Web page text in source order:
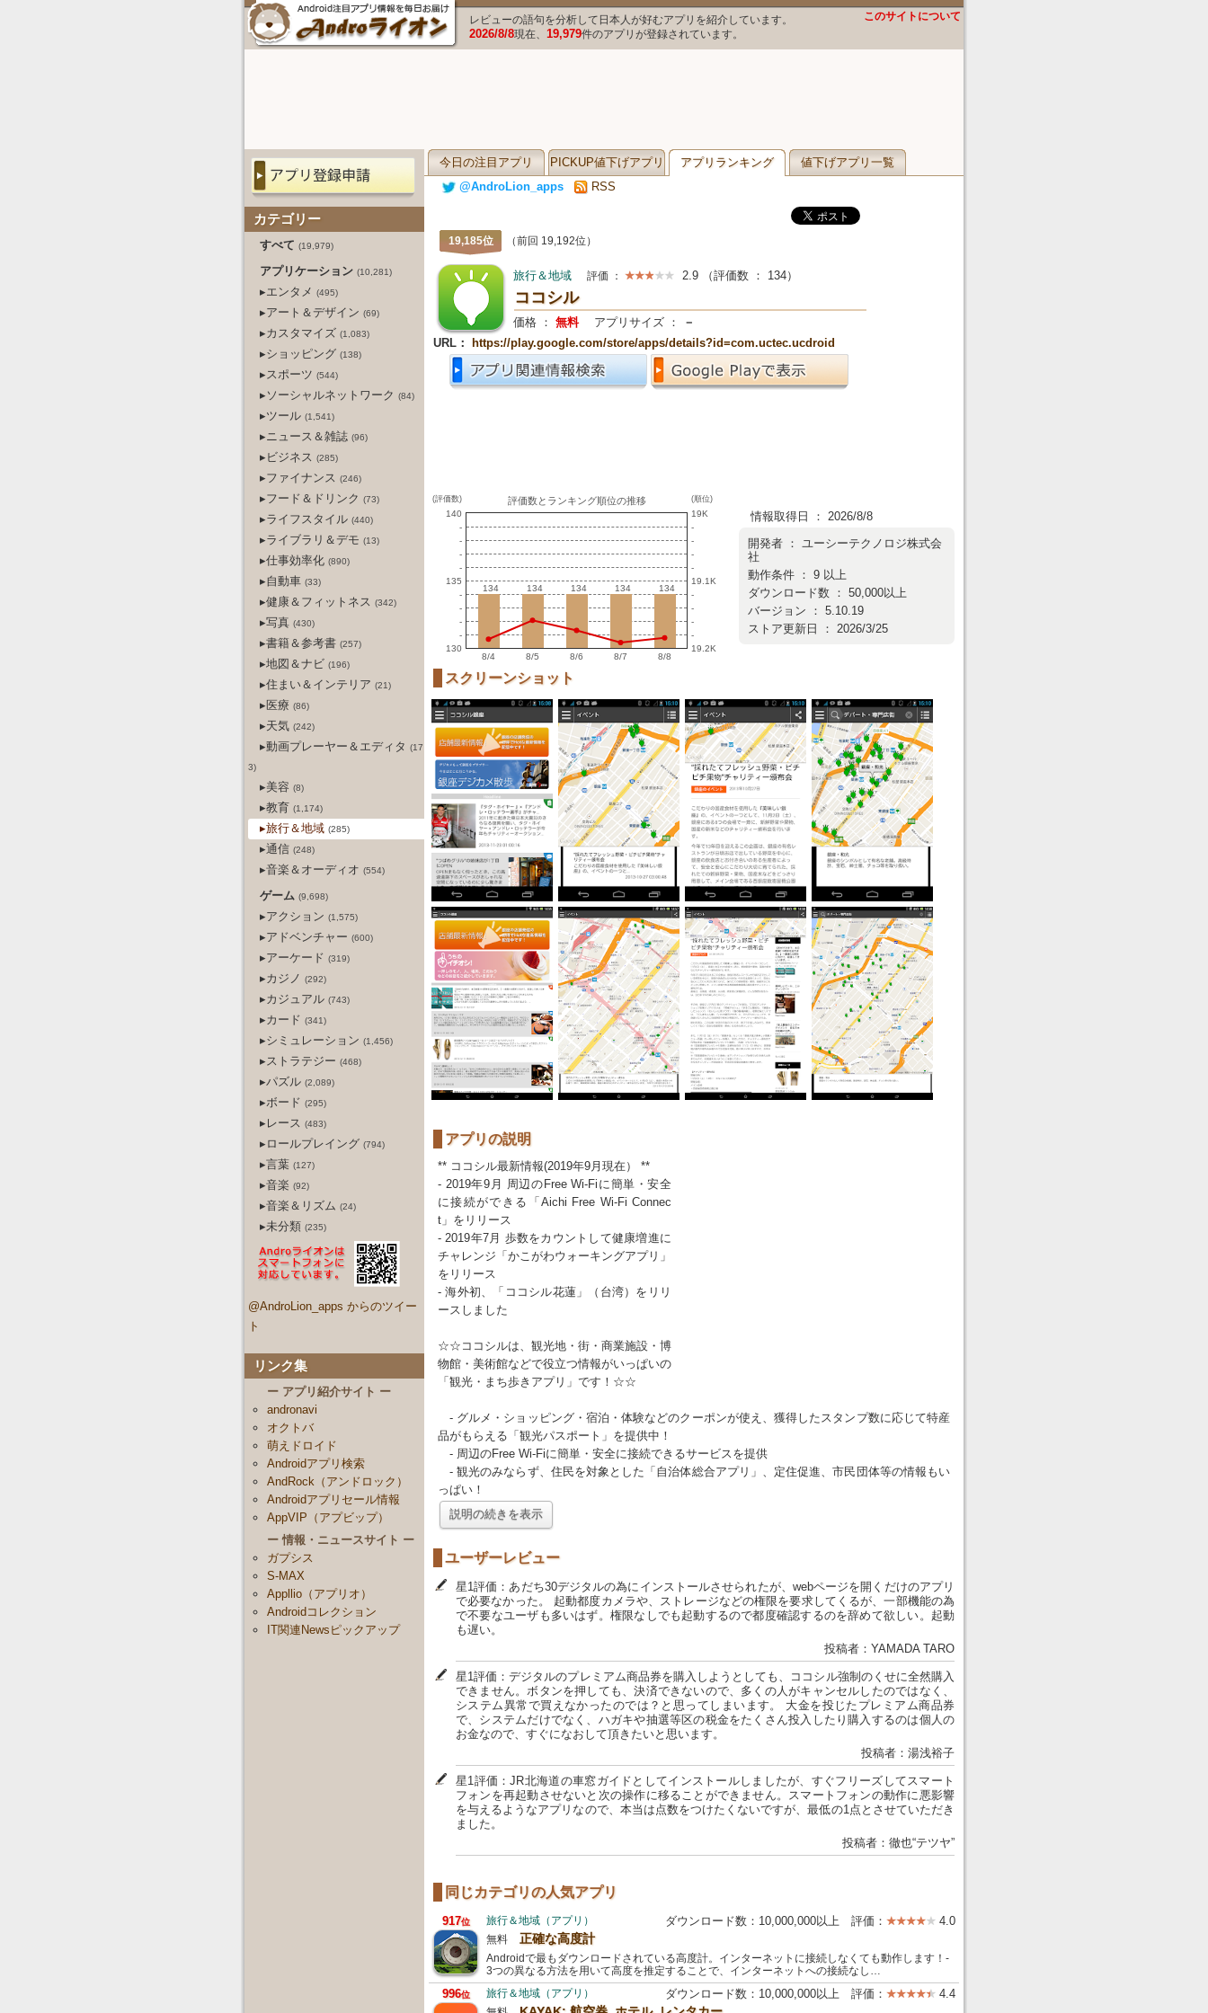
レビューの語句を分析して日本人が好むアプリを紹介しています。
2026/8/8現在、 19,979件のアプリが登録されています。
このサイトについて
今日の注目アプリ PICKUP値下げアプリ アプリランキング
値下げアプリ一覧
@AndroLion_apps
RSS
カテゴリー
すべて (19,979)
アプリケーション (10,281)
▸エンタメ (495)
▸アート＆デザイン (69)
▸カスタマイズ (1,083)
▸ショッピング (138)
▸スポーツ (544)
▸ソーシャルネットワーク (84)
▸ツール (1,541)
▸ニュース＆雑誌 (96)
▸ビジネス (285)
▸ファイナンス (246)
▸フード＆ドリンク (73)
▸ライフスタイル (440)
▸ライブラリ＆デモ (13)
▸仕事効率化 (890)
▸自動車 (33)
▸健康＆フィットネス (342)
▸写真 (430)
▸書籍＆参考書 (257)
▸地図＆ナビ (196)
▸住まい＆インテリア (21)
▸医療 (86)
▸天気 (242)
▸動画プレーヤー＆エディタ (17
3)
▸美容 (8)
▸教育 (1,174)
▸旅行＆地域 (285)
▸通信 (248)
▸音楽＆オーディオ (554)
ゲーム (9,698)
▸アクション (1,575)
▸アドベンチャー (600)
▸アーケード (319)
▸カジノ (292)
▸カジュアル (743)
▸カード (341)
▸シミュレーション (1,456)
▸ストラテジー (468)
▸パズル (2,089)
▸ボード (295)
▸レース (483)
▸ロールプレイング (794)
▸言葉 (127)
▸音楽 (92)
▸音楽＆リズム (24)
▸未分類 (235)
@AndroLion_apps からのツイー
ト
リンク集
ー アプリ紹介サイト ー
andronavi
オクトバ
萌えドロイド
Androidアプリ検索
AndRock（アンドロック）
Androidアプリセール情報
AppVIP（アプビップ）
ー 情報・ニュースサイト ー
ガプシス
S-MAX
Appllio（アプリオ）
Androidコレクション
IT関連Newsピックアップ
19,185位 （前回 19,192位）
旅行＆地域 評価 ： 2.9 （評価数 ： 134）
ココシル
価格 ： 無料 アプリサイズ ：
－
URL：
https://play.google.com/store/apps/details?id=com.uctec.ucdroid
(評価数)
140
-
-
-
-
135
-
-
-
-
130
評価数とランキング順位の推移
134
134 134
134 134
134 134
134 134
134
8/4 8/5 8/6 8/7 8/8
(順位)
19K
-
-
-
-
19.1K
-
-
-
-
19.2K
情報取得日 ： 2026/8/8
開発者 ： ユーシーテクノロジ株式会
社
動作条件 ： 9 以上
ダウンロード数 ： 50,000以上
バージョン ： 5.10.19
ストア更新日 ： 2026/3/25
スクリーンショット
アプリの説明
** ココシル最新情報(2019年9月現在） **
- 2019年9月 周辺のFree Wi-Fiに簡単・安全
に接続ができる「Aichi Free Wi-Fi Connec
t」をリリース
- 2019年7月 歩数をカウントして健康増進に
チャレンジ「かこがわウォーキングアプリ」
をリリース
- 海外初、「ココシル花蓮」（台湾）をリリ
ースしました
☆☆ココシルは、観光地・街・商業施設・博
物館・美術館などで役立つ情報がいっぱいの
「観光・まち歩きアプリ」です！☆☆
- グルメ・ショッピング・宿泊・体験などのクーポンが使え、獲得したスタンプ数に応じて特産
品がもらえる「観光パスポート」を提供中！
- 周辺のFree Wi-Fiに簡単・安全に接続できるサービスを提供
- 観光のみならず、住民を対象とした「自治体総合アプリ」、定住促進、市民団体等の情報もい
っぱい！
説明の続きを表示
ユーザーレビュー
星1評価：あだち30デジタルの為にインストールさせられたが、webページを開くだけのアプリ
で必要なかった。 起動都度カメラや、ストレージなどの権限を要求してくるが、一部機能の為
で不要なユーザも多いはず。権限なしでも起動するので都度確認するのを辞めて欲しい。起動
も遅い。
投稿者：YAMADA TARO
星1評価：デジタルのプレミアム商品券を購入しようとしても、ココシル強制のくせに全然購入
できません。ボタンを押しても、決済できないので、多くの人がキャンセルしたのではなく、
システム異常で買えなかったのでは？と思ってしまいます。 大金を投じたプレミアム商品券
で、システムだけでなく、ハガキや抽選等区の税金をたくさん投入したり購入するのは個人の
お金なので、すぐになおして頂きたいと思います。
投稿者：湯浅裕子
星1評価：JR北海道の車窓ガイドとしてインストールしましたが、すぐフリーズしてスマート
フォンを再起動させないと次の操作に移ることができません。スマートフォンの動作に悪影響
を与えるようなアプリなので、本当は点数をつけたくないですが、最低の1点とさせていただき
ました。
投稿者：徹也“テツヤ”
同じカテゴリの人気アプリ
917位 旅行＆地域（アプリ） ダウンロード数：10,000,000以上 評価： 4.0
無料 正確な高度計
Androidで最もダウンロードされている高度計。インターネットに接続しなくても動作します！-
3つの異なる方法を用いて高度を推定することで、インターネットへの接続なし…
996位 旅行＆地域（アプリ） ダウンロード数：10,000,000以上 評価： 4.4